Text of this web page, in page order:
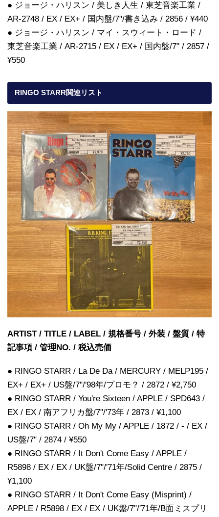
● ジョージ・ハリスン / 美しき人生 / 東芝音楽工業 /
AR-2748 / EX / EX+ / 国内盤/7"/書き込み / 2856 / ¥440
● ジョージ・ハリスン / マイ・スウィート・ロード /
東芝音楽工業 / AR-2715 / EX / EX+ / 国内盤/7" / 2857 /
¥550
RINGO STARR関連リスト
ARTIST / TITLE / LABEL / 規格番号 / 外装 / 盤質 / 特
記事項 / 管理NO. / 税込売価
● RINGO STARR / La De Da / MERCURY / MELP195 /
EX+ / EX+ / US盤/7"/'98年/プロモ？ / 2872 / ¥2,750
● RINGO STARR / You're Sixteen / APPLE / SPD643 /
EX / EX / 南アフリカ盤/7"/'73年 / 2873 / ¥1,100
● RINGO STARR / Oh My My / APPLE / 1872 / - / EX /
US盤/7" / 2874 / ¥550
● RINGO STARR / It Don't Come Easy / APPLE /
R5898 / EX / EX / UK盤/7"/'71年/Solid Centre / 2875 /
¥1,100
● RINGO STARR / It Don't Come Easy (Misprint) /
APPLE / R5898 / EX / EX / UK盤/7"/'71年/B面ミスプリ